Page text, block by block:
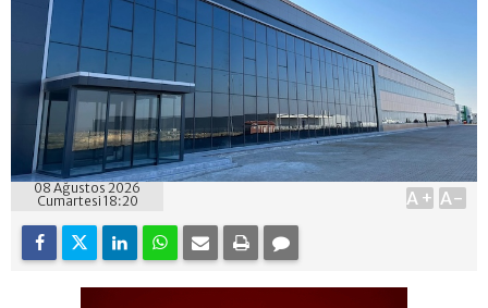
08 Ağustos 2026
Cumartesi 18:20
A+ A-